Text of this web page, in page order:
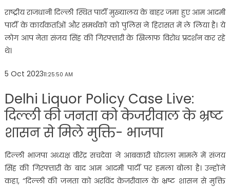
राष्ट्रीय राजधानी दिल्ली स्थित पार्टी मुख्यालय के बाहर जमा हुए आम आदमी
पार्टी के कार्यकर्ताओं और समर्थकों को पुलिस ने हिरासत में ले लिया है। ये
लोग आप नेता संजय सिंह की गिरफ्तारी के खिलाफ विरोध प्रदर्शन कर रहे
थे।
5 Oct 202311:25:50 AM
Delhi Liquor Policy Case Live:
दिल्ली की जनता को केजरीवाल के भ्रष्ट
शासन से मिले मुक्ति- भाजपा
दिल्ली भाजपा अध्यक्ष वीरेंद्र सचदेवा ने आबकारी घोटाला मामले में संजय
सिंह की गिरफ्तारी के बाद आम आदमी पार्टी पर हमला बोला है। उन्होंने
कहा, “दिल्ली की जनता को अरविंद केजरीवाल के भ्रष्ट शासन से मुक्ति